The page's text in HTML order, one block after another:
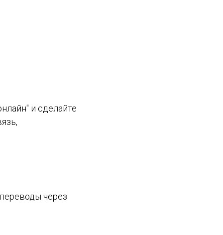
и сделайте
через